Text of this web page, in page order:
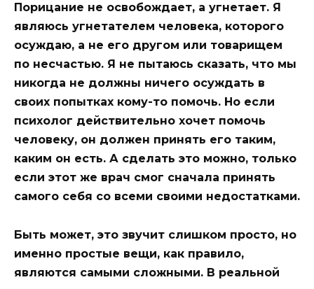
Порицание не освобождает, а угнетает. Я
являюсь угнетателем человека, которого
осуждаю, а не его другом или товарищем
по несчастью. Я не пытаюсь сказать, что мы
никогда не должны ничего осуждать в
своих попытках кому-то помочь. Но если
психолог действительно хочет помочь
человеку, он должен принять его таким,
каким он есть. А сделать это можно, только
если этот же врач смог сначала принять
самого себя со всеми своими недостатками.
Быть может, это звучит слишком просто, но
именно простые вещи, как правило,
являются самыми сложными. В реальной